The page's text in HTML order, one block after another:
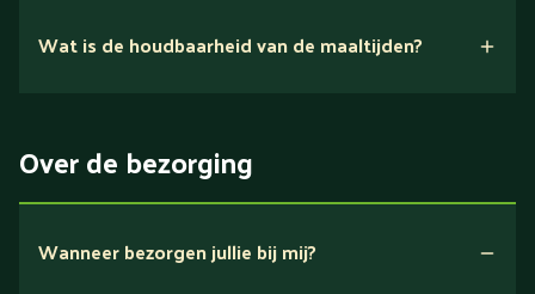
Verlaagd in koolhydraten
Verlaagd in zout
Wat is de houdbaarheid van de maaltijden?
Over de bezorging
Wanneer bezorgen jullie bij mij?